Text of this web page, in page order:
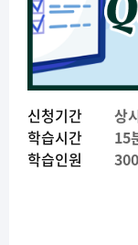
신청기간
상
학습시간
15
학습인원